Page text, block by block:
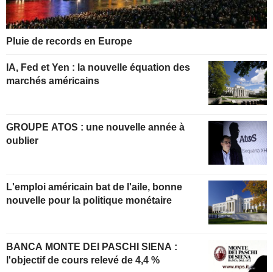
Pluie de records en Europe
IA, Fed et Yen : la nouvelle équation des
marchés américains
GROUPE ATOS : une nouvelle année à
oublier
L'emploi américain bat de l'aile, bonne
nouvelle pour la politique monétaire
BANCA MONTE DEI PASCHI SIENA :
l'objectif de cours relevé de 4,4 %